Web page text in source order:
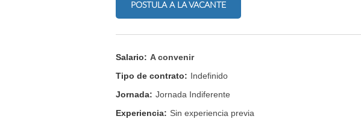
POSTULA A LA VACANTE
Salario: A convenir
Tipo de contrato: Indefinido
Jornada: Jornada Indiferente
Experiencia: Sin experiencia previa